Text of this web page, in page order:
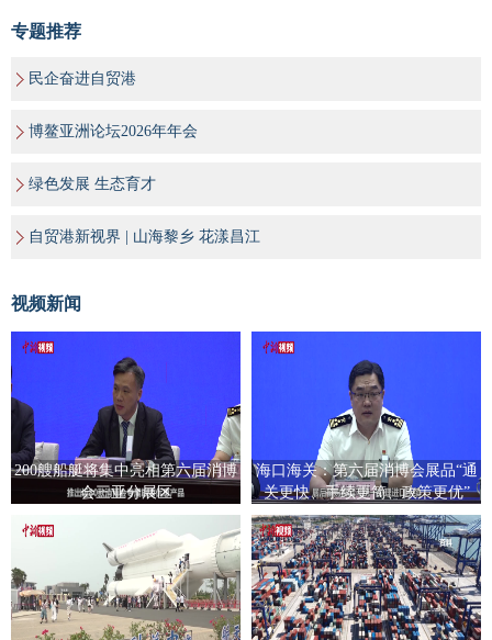
专题推荐
民企奋进自贸港
博鳌亚洲论坛2026年年会
绿色发展 生态育才
自贸港新视界 | 山海黎乡 花漾昌江
视频新闻
200艘船艇将集中亮相第六届消博
会三亚分展区
海口海关：第六届消博会展品“通
关更快、手续更简、政策更优”